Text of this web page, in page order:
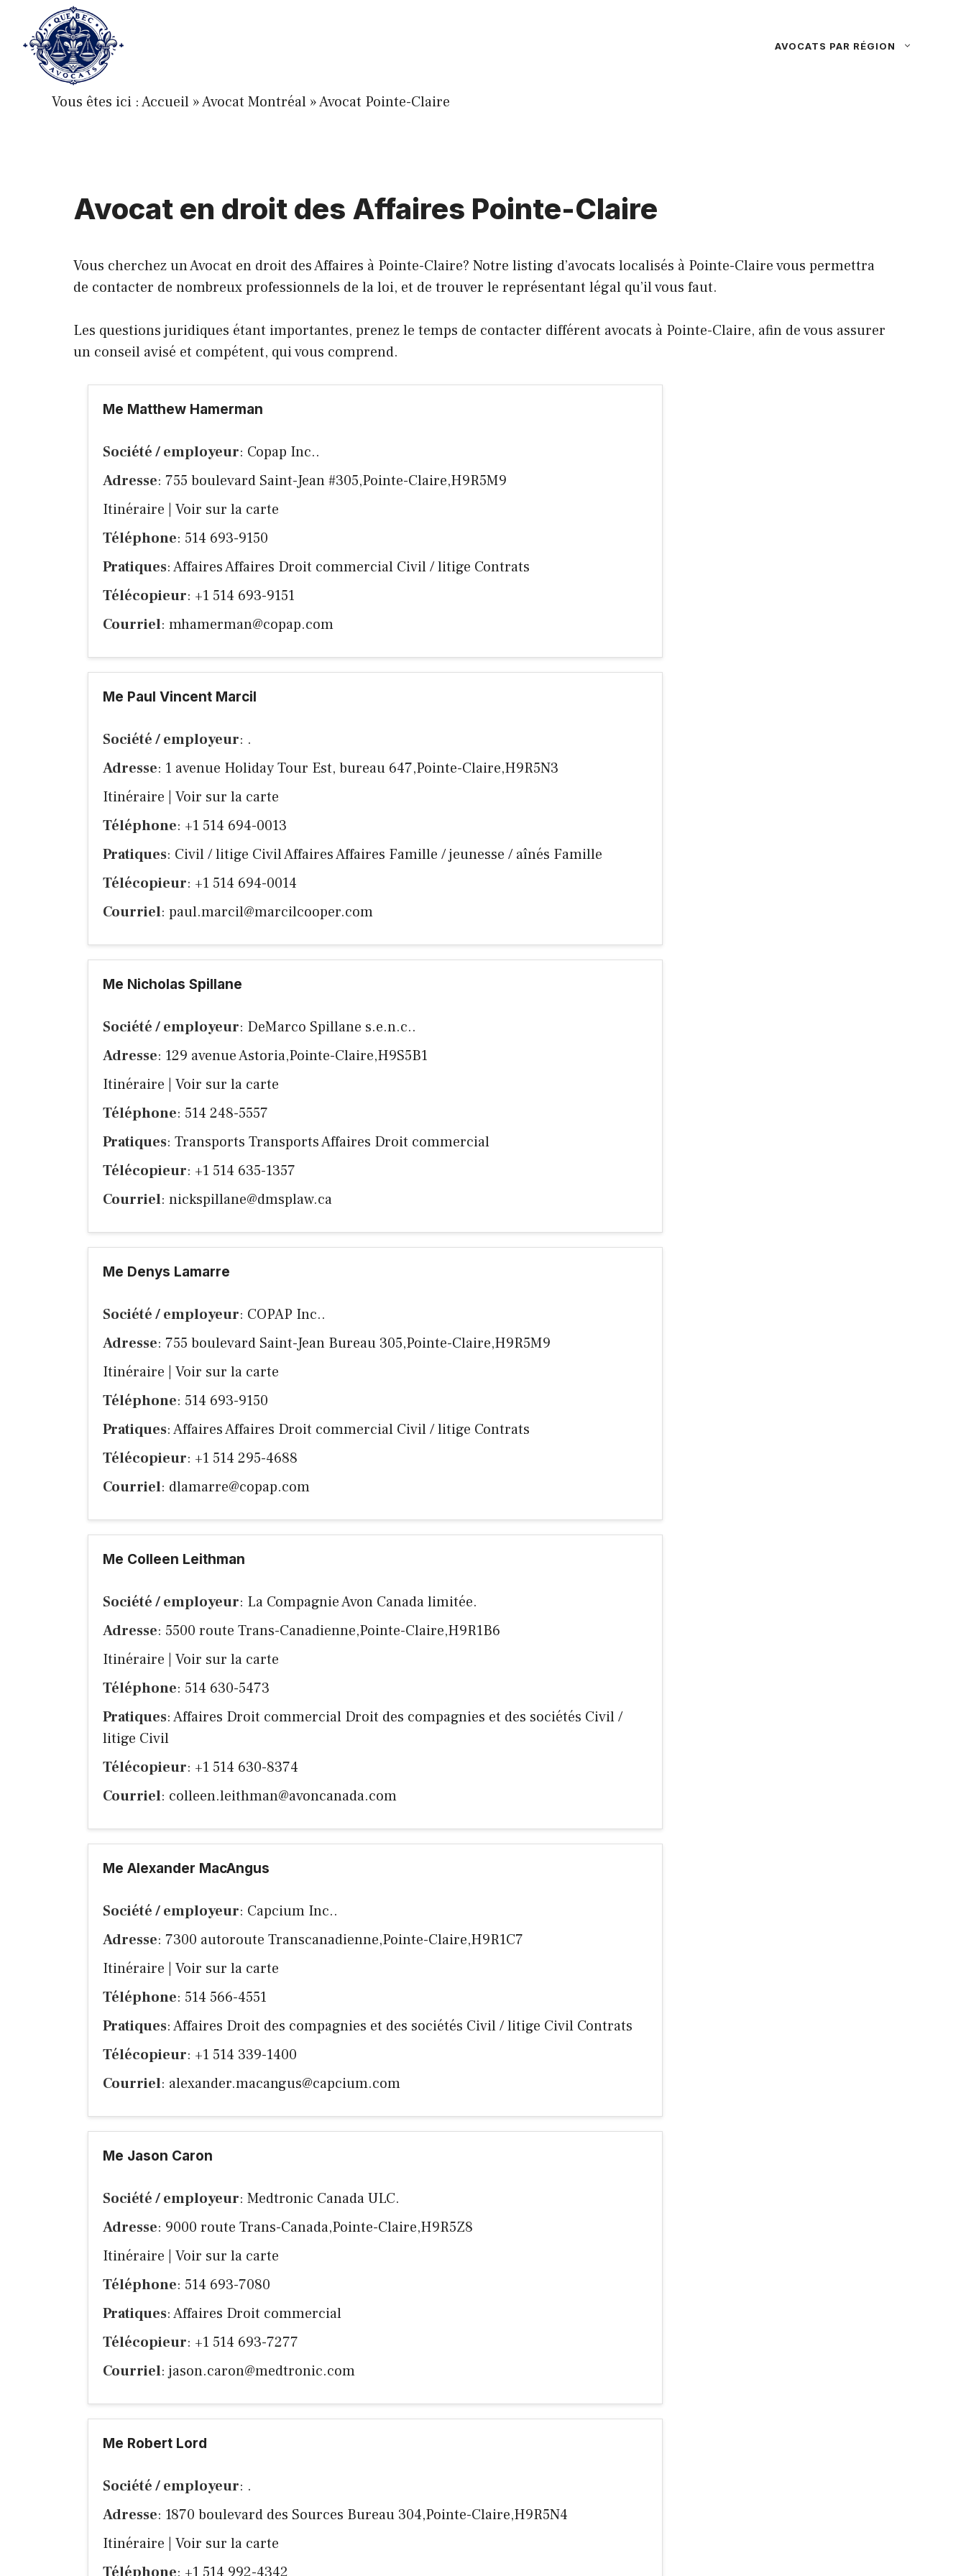
contenu
AVOCATS PAR RÉGION
Vous êtes ici :Accueil »Avocat Montréal »Avocat Pointe-Claire
Avocat en droit des Affaires Pointe-Claire
Vous cherchez un Avocat en droit des Affaires à Pointe-Claire? Notre listing d’avocats localisés à Pointe-Claire vous permettra
de contacter de nombreux professionnels de la loi, et de trouver le représentant légal qu’il vous faut.
Les questions juridiques étant importantes, prenez le temps de contacter différent avocats à Pointe-Claire, afin de vous assurer
un conseil avisé et compétent, qui vous comprend.
Me Matthew Hamerman
Société / employeur: Copap Inc..
Adresse: 755 boulevard Saint-Jean #305,Pointe-Claire,H9R5M9
Itinéraire
Voir sur la carte
Téléphone: 514 693-9150
Pratiques: Affaires Affaires Droit commercial Civil / litige Contrats
Télécopieur: +1 514 693-9151
Courriel: mhamerman@copap.com
Me Paul Vincent Marcil
Société / employeur: .
Adresse: 1 avenue Holiday Tour Est, bureau 647,Pointe-Claire,H9R5N3
Itinéraire
Voir sur la carte
Téléphone: +1 514 694-0013
Pratiques: Civil / litige Civil Affaires Affaires Famille / jeunesse / aînés Famille
Télécopieur: +1 514 694-0014
Courriel: paul.marcil@marcilcooper.com
Me Nicholas Spillane
Société / employeur: DeMarco Spillane s.e.n.c..
Adresse: 129 avenue Astoria,Pointe-Claire,H9S5B1
Itinéraire
Voir sur la carte
Téléphone: 514 248-5557
Pratiques: Transports Transports Affaires Droit commercial
Télécopieur: +1 514 635-1357
Courriel: nickspillane@dmsplaw.ca
Me Denys Lamarre
Société / employeur: COPAP Inc..
Adresse: 755 boulevard Saint-Jean Bureau 305,Pointe-Claire,H9R5M9
Itinéraire
Voir sur la carte
Téléphone: 514 693-9150
Pratiques: Affaires Affaires Droit commercial Civil / litige Contrats
Télécopieur: +1 514 295-4688
Courriel: dlamarre@copap.com
Me Colleen Leithman
Société / employeur: La Compagnie Avon Canada limitée.
Adresse: 5500 route Trans-Canadienne,Pointe-Claire,H9R1B6
Itinéraire
Voir sur la carte
Téléphone: 514 630-5473
Pratiques: Affaires Droit commercial Droit des compagnies et des sociétés Civil /
litige Civil
Télécopieur: +1 514 630-8374
Courriel: colleen.leithman@avoncanada.com
Me Alexander MacAngus
Société / employeur: Capcium Inc..
Adresse: 7300 autoroute Transcanadienne,Pointe-Claire,H9R1C7
Itinéraire
Voir sur la carte
Téléphone: 514 566-4551
Pratiques: Affaires Droit des compagnies et des sociétés Civil / litige Civil Contrats
Télécopieur: +1 514 339-1400
Courriel: alexander.macangus@capcium.com
Me Jason Caron
Société / employeur: Medtronic Canada ULC.
Adresse: 9000 route Trans-Canada,Pointe-Claire,H9R5Z8
Itinéraire
Voir sur la carte
Téléphone: 514 693-7080
Pratiques: Affaires Droit commercial
Télécopieur: +1 514 693-7277
Courriel:jason.caron@medtronic.com
Me Robert Lord
Société / employeur: .
Adresse: 1870 boulevard des Sources Bureau 304,Pointe-Claire,H9R5N4
Itinéraire
Voir sur la carte